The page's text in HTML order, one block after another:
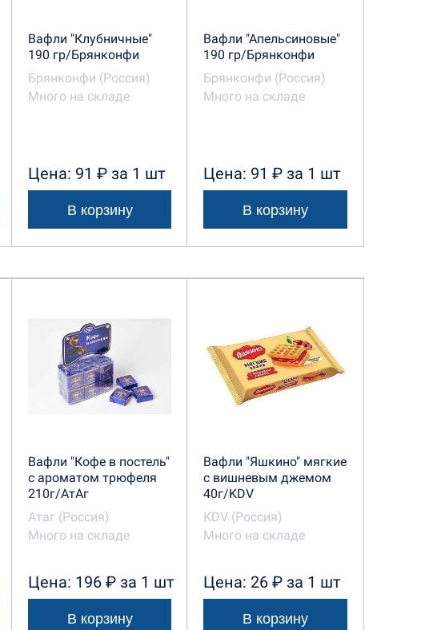
Вафли "Клубничные"
190 гр/Брянконфи
Брянконфи (Россия)
Много на складе
Цена: 91 ₽ за 1 шт
В корзину
Вафли "Апельсиновые"
190 гр/Брянконфи
Брянконфи (Россия)
Много на складе
Цена: 91 ₽ за 1 шт
В корзину
Вафли "Кофе в постель"
с ароматом трюфеля
210г/АтАг
Атаг (Россия)
Много на складе
Цена: 196 ₽ за 1 шт
В корзину
Вафли "Яшкино" мягкие
с вишневым джемом
40г/KDV
KDV (Россия)
Много на складе
Цена: 26 ₽ за 1 шт
В корзину